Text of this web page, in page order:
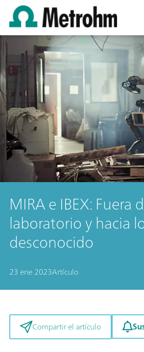
MIRA e IBEX: Fuera
laboratorio y hacia
desconocido
23 ene 2023Artículo
Compartir el artículo